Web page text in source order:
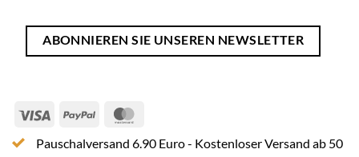
ABONNIEREN SIE UNSEREN NEWSLETTER
Visa PayPal
Pauschalversand 6.90 Euro - Kostenloser Versand ab 50